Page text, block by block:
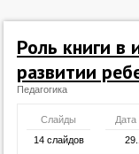
Роль книги в
развитии
Педагогика
Слайды
Дата
14 слайдов